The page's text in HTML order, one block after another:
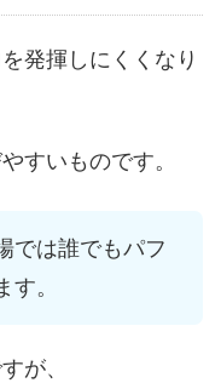
発揮しにくくなり
すいものです。
では誰でもパフ
。
が、